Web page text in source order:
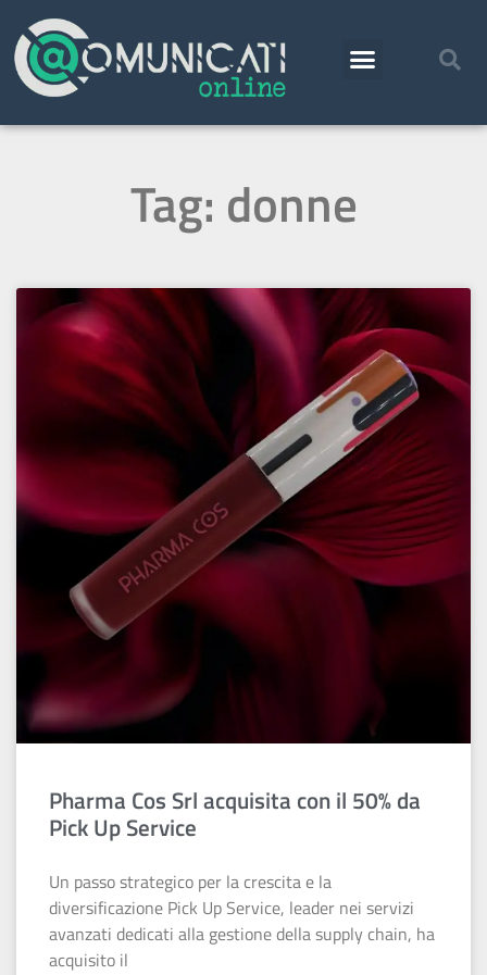
Tag: donne
Pharma Cos Srl acquisita con il 50% da
Pick Up Service
Un passo strategico per la crescita e la
diversificazione Pick Up Service, leader nei servizi
avanzati dedicati alla gestione della supply chain, ha
acquisito il